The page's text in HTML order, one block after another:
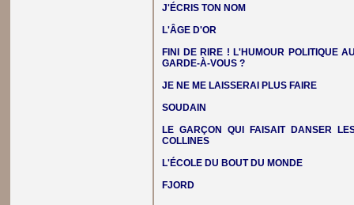
J'ÉCRIS TON NOM
L'ÂGE D'OR
FINI DE RIRE ! L'HUMOUR POLITIQUE
GARDE-À-VOUS ?
JE NE ME LAISSERAI PLUS FAIRE
SOUDAIN
LE GARÇON QUI FAISAIT DANSER
COLLINES
L'ÉCOLE DU BOUT DU MONDE
FJORD